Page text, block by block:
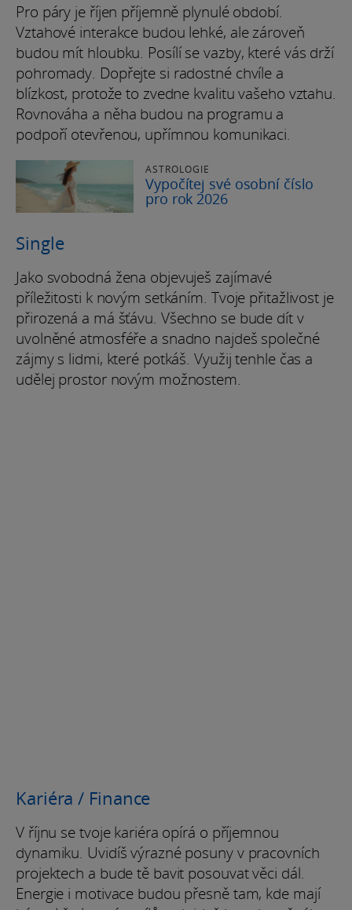
Pro páry je říjen příjemně plynulé období.
Vztahové interakce budou lehké, ale zároveň
budou mít hloubku. Posílí se vazby, které vás drží
pohromady. Dopřejte si radostné chvíle a
blízkost, protože to zvedne kvalitu vašeho vztahu.
Rovnováha a něha budou na programu a
podpoří otevřenou, upřímnou komunikaci.
ASTROLOGIE
Vypočítej své osobní číslo
pro rok 2026
Single
Jako svobodná žena objevuješ zajímavé
příležitosti k novým setkáním. Tvoje přitažlivost je
přirozená a má šťávu. Všechno se bude dít v
uvolněné atmosféře a snadno najdeš společné
zájmy s lidmi, které potkáš. Využij tenhle čas a
udělej prostor novým možnostem.
Kariéra / Finance
V říjnu se tvoje kariéra opírá o příjemnou
dynamiku. Uvidíš výrazné posuny v pracovních
projektech a bude tě bavit posouvat věci dál.
Energie i motivace budou přesně tam, kde mají